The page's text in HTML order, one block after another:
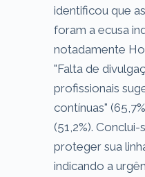
identificou que
foram a ecusa
notadamente
"Falta de
profissionais
contínuas"
(51,2%).
proteger sua
indicando a